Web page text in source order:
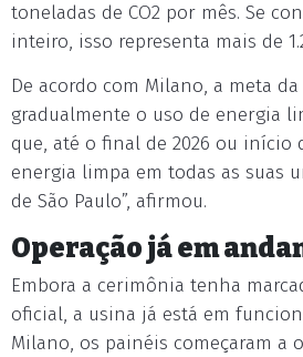
toneladas de CO2 por mês. Se
inteiro, isso representa mais de
De acordo com Milano, a meta
gradualmente o uso de energia
que, até o final de 2026 ou início
energia limpa em todas as suas
de São Paulo”, afirmou.
Operação já em
Embora a cerimônia tenha
oficial, a usina já está em
Milano, os painéis começaram a